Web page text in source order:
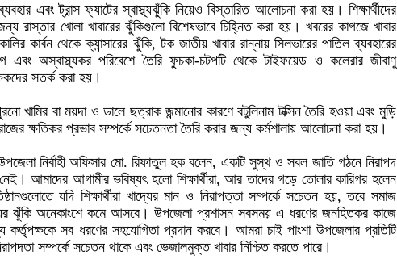
এবং ট্রান্স ফ্যাটের স্বাস্থ্যঝুঁকি নিয়েও বিস্তারিত আলোচনা করা হয়। শিক্ষার্থীদের
রাস্তার খোলা খাবারের ঝুঁকিগুলো বিশেষভাবে চিহ্নিত করা হয়। খবরের কাগজে খাবার
কার্বন থেকে ক্যান্সারের ঝুঁকি, টক জাতীয় খাবার রান্নায় সিলভারের পাতিল ব্যবহারের
অস্বাস্থ্যকর পরিবেশে তৈরি ফুচকা-চটপটি থেকে টাইফয়েড ও কলেরার জীবাণু
সতর্ক করা হয়।
খামির বা ময়দা ও ডালে ছত্রাক জন্মানোর কারণে বটুলিনাম টক্সিন তৈরি হওয়া এবং মুড়ি
ক্ষতিকর প্রভাব সম্পর্কে সচেতনতা তৈরি করার জন্য কর্মশালায় আলোচনা করা হয়।
নির্বাহী অফিসার মো. রিফাতুল হক বলেন, একটি সুস্থ ও সবল জাতি গঠনে নিরাপদ
আমাদের আগামীর ভবিষ্যৎ হলো শিক্ষার্থীরা, আর তাদের গড়ে তোলার কারিগর হলেন
যদি শিক্ষার্থীরা খাদ্যের মান ও নিরাপত্তা সম্পর্কে সচেতন হয়, তবে সমাজ
ঝুঁকি অনেকাংশে কমে আসবে। উপজেলা প্রশাসন সবসময় এ ধরণের জনহিতকর কাজে
কর্তৃপক্ষকে সব ধরণের সহযোগিতা প্রদান করবে। আমরা চাই পাংশা উপজেলার প্রতিটি
সম্পর্কে সচেতন থাকে এবং ভেজালমুক্ত খাবার নিশ্চিত করতে পারে।